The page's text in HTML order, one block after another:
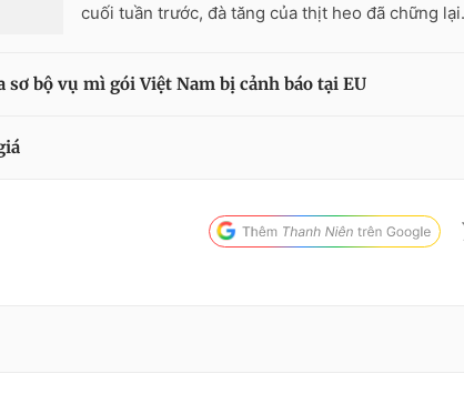
cuối tuần trước, đà tăng của thịt heo đã chững lại.
sơ bộ vụ mì gói Việt Nam bị cảnh báo tại EU